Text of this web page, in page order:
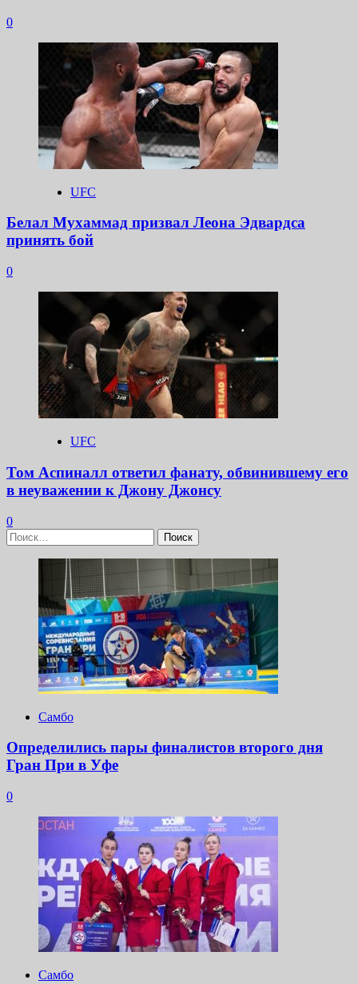
0
UFC
Белал Мухаммад призвал Леона Эдвардса
принять бой
0
UFC
Том Аспиналл ответил фанату, обвинившему его
в неуважении к Джону Джонсу
0
Найти:
Самбо
Определились пары финалистов второго дня
Гран При в Уфе
0
Самбо